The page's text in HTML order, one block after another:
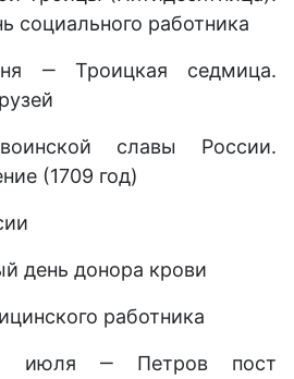
социального работника
‒ Троицкая седмица.
славы России.
(1709 год)
день донора крови
работника
июля ‒ Петров пост